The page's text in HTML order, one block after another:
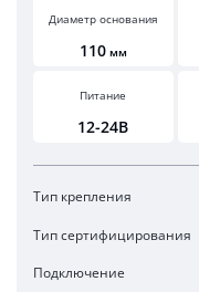
Диаметр основания
110 мм
Питание
12-24В
Тип крепления
Тип сертифицирования
Подключение